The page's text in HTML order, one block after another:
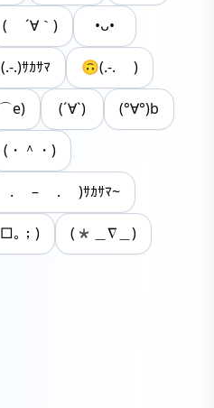
( ´∀｀) •ᴗ•
(.-.)ｻｶｻﾏ 🙃(.-. )
(´∀`) (°∀°)b
(・＾・)
– . )ｻｶｻﾏ~
｡；) (*＿∇＿)